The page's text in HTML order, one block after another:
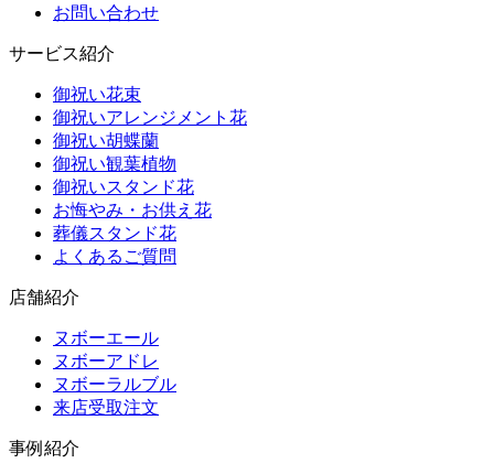
お問い合わせ
サービス紹介
御祝い花束
御祝いアレンジメント花
御祝い胡蝶蘭
御祝い観葉植物
御祝いスタンド花
お悔やみ・お供え花
葬儀スタンド花
よくあるご質問
店舗紹介
ヌボーエール
ヌボーアドレ
ヌボーラルブル
来店受取注文
事例紹介